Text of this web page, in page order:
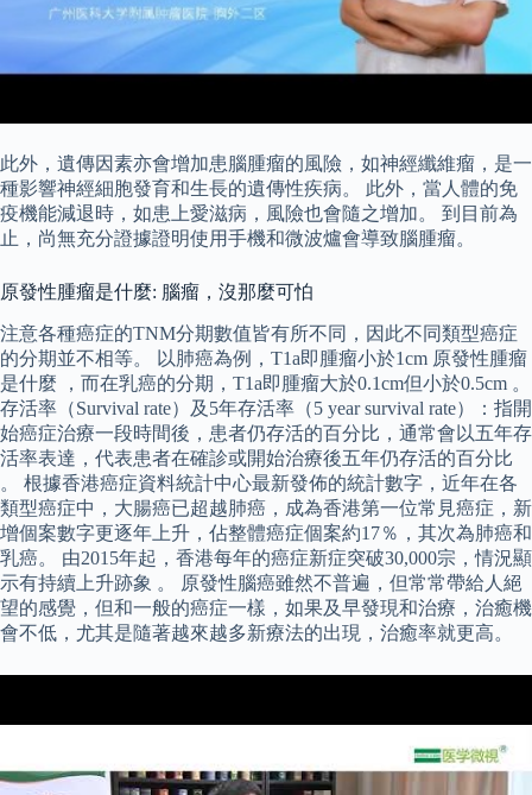
此外，遺傳因素亦會增加患腦腫瘤的風險，如神經纖維瘤，是一
種影響神經細胞發育和生長的遺傳性疾病。 此外，當人體的免
疫機能減退時，如患上愛滋病，風險也會隨之增加。 到目前為
止，尚無充分證據證明使用手機和微波爐會導致腦腫瘤。
原發性腫瘤是什麼: 腦瘤，沒那麼可怕
注意各種癌症的TNM分期數值皆有所不同，因此不同類型癌症
的分期並不相等。 以肺癌為例，T1a即腫瘤小於1cm 原發性腫瘤
是什麼 ，而在乳癌的分期，T1a即腫瘤大於0.1cm但小於0.5cm 。
存活率（Survival rate）及5年存活率（5 year survival rate）：指開
始癌症治療一段時間後，患者仍存活的百分比，通常會以五年存
活率表達，代表患者在確診或開始治療後五年仍存活的百分比
。 根據香港癌症資料統計中心最新發佈的統計數字，近年在各
類型癌症中，大腸癌已超越肺癌，成為香港第一位常見癌症，新
增個案數字更逐年上升，佔整體癌症個案約17％，其次為肺癌和
乳癌。 由2015年起，香港每年的癌症新症突破30,000宗，情況顯
示有持續上升跡象 。 原發性腦癌雖然不普遍，但常常帶給人絕
望的感覺，但和一般的癌症一樣，如果及早發現和治療，治癒機
會不低，尤其是隨著越來越多新療法的出現，治癒率就更高。